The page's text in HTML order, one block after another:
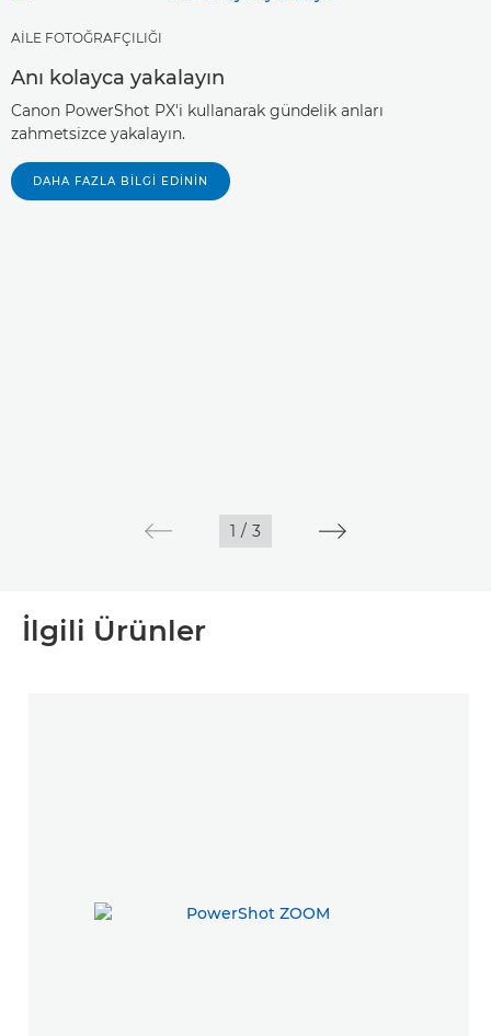
AİLE FOTOĞRAFÇILIĞI
Anı kolayca yakalayın
Canon PowerShot PX'i kullanarak gündelik anları
zahmetsizce yakalayın.
DAHA FAZLA BILGI EDININ
1 / 3
İlgili Ürünler